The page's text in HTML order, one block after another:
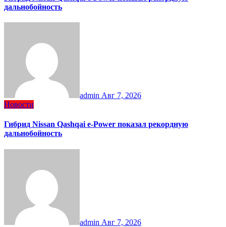
дальнобойность
admin Авг 7, 2026
Новости
Гибрид Nissan Qashqai e-Power показал рекордную
дальнобойность
admin Авг 7, 2026